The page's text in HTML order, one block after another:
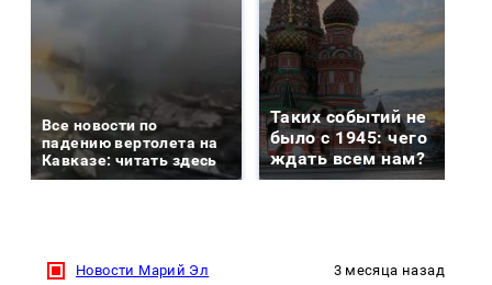
Все новости по
падению вертолета на
Кавказе: читать здесь
Таких событий не
было с 1945: чего
ждать всем нам?
Новости Марий Эл 3 месяца назад